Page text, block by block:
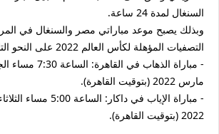
السنغال لمدة 24 ساعة.
وبذلك يصبح موعد مباراتي مصر والسنغال في
التصفيات المؤهلة لكأس العالم 2022 على النحو التالي:
مارس 2022 (بتوقيت القاهرة).
2022 (بتوقيت القاهرة).